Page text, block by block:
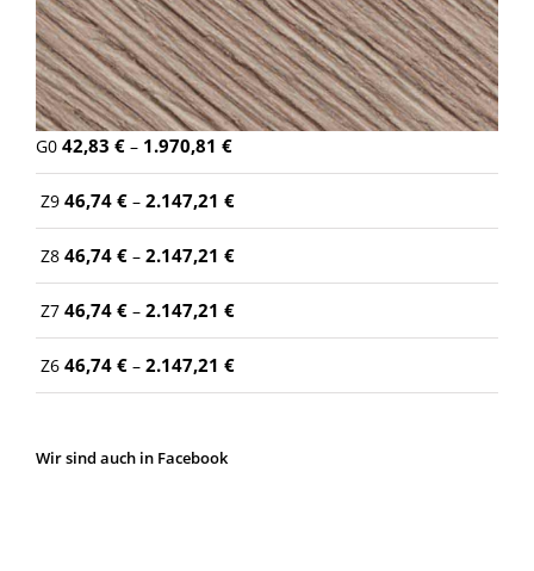
G0 42,83 € – 1.970,81 €
Z9 46,74 € – 2.147,21 €
Z8 46,74 € – 2.147,21 €
Z7 46,74 € – 2.147,21 €
Z6 46,74 € – 2.147,21 €
Wir sind auch in Facebook